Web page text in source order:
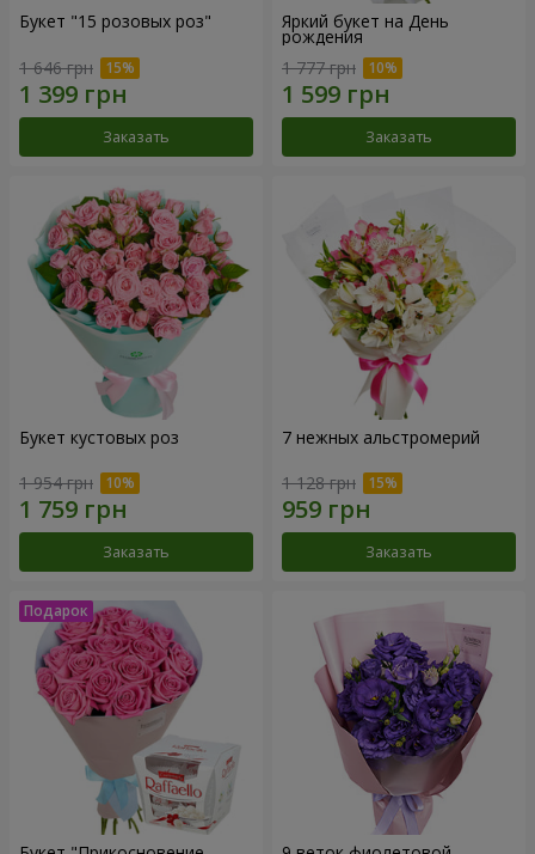
Букет "15 розовых роз"
1 646 грн
Заказать
Яркий букет на День
рождения
1 777 грн
Заказать
Букет кустовых роз
1 954 грн
Заказать
7 нежных альстромерий
1 128 грн
Заказать